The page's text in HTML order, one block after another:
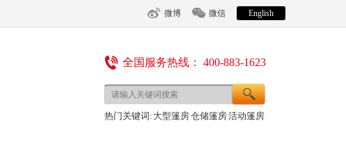
微博 微信 English
全国服务热线： 400-883-1623
热门关键词: 大型篷房仓储篷房活动篷房